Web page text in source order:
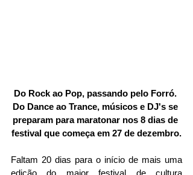
Do Rock ao Pop, passando pelo Forró.
Do Dance ao Trance, músicos e DJ's se
preparam para maratonar nos 8 dias de
festival que começa em 27 de dezembro.
Faltam 20 dias para o início de mais uma
edição do maior festival de cultura